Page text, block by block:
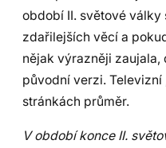
období II. světové války
zdařilejších věcí a
nějak výrazněji
původní verzi. Televizní
stránkách průměr.
V období konce II.